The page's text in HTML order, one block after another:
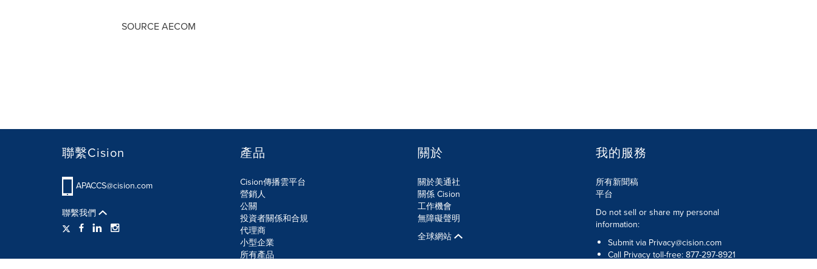
SOURCE AECOM
聯繫Cision
APACCS@cision.com
聯繫我們
產品
Cision傳播雲平台
營銷人
公關
投資者關係和合規
代理商
小型企業
所有產品
關於
關於美通社
關係 Cision
工作機會
無障礙聲明
全球網站
我的服務
所有新聞稿
平台
Do not sell or share my personal
information:
Submit via Privacy@cision.com
Call Privacy toll-free: 877-297-8921